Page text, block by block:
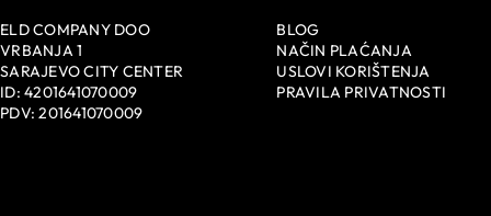
ELD COMPANY DOO
VRBANJA 1
SARAJEVO CITY CENTER
ID: 4201641070009
PDV: 201641070009
BLOG
NAČIN PLAĆANJA
USLOVI KORIŠTENJA
PRAVILA PRIVATNOSTI